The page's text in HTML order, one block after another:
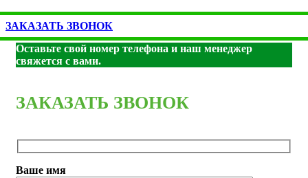
ЗАКАЗАТЬ ЗВОНОК
Оставьте свой номер телефона и наш менеджер
свяжется с вами.
ЗАКАЗАТЬ ЗВОНОК
Ваше имя